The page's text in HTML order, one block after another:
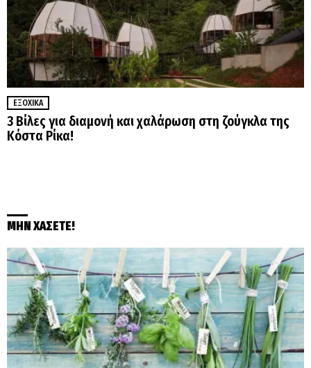
ΕΞΟΧΙΚΆ
3 Βίλες για διαμονή και χαλάρωση στη ζούγκλα της
Κόστα Ρίκα!
ΜΗΝ ΧΑΣΕΤΕ!